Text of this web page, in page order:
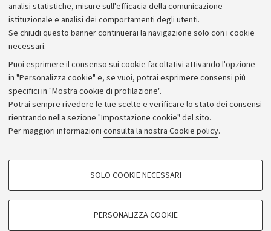
analisi statistiche, misure sull'efficacia della comunicazione
istituzionale e analisi dei comportamenti degli utenti.
Se chiudi questo banner continuerai la navigazione solo con i cookie
necessari.
Puoi esprimere il consenso sui cookie facoltativi attivando l'opzione
in "Personalizza cookie" e, se vuoi, potrai esprimere consensi più
specifici in "Mostra cookie di profilazione".
Potrai sempre rivedere le tue scelte e verificare lo stato dei consensi
rientrando nella sezione "Impostazione cookie" del sito.
Per maggiori informazioni consulta la nostra Cookie policy.
COOKIE DI PROFILAZIONE - FACOLTATIVI
SOLO COOKIE NECESSARI
PERSONALIZZA COOKIE
Archivio
Comunicati stampa
Redazione
Rassegna stampa
© Copyright 2026 - ALMA MATER STUDIORUM - Università di